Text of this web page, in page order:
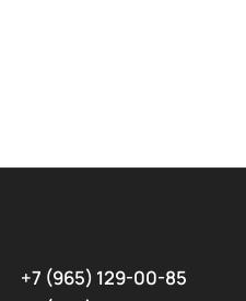
+7 (965) 129-00-85